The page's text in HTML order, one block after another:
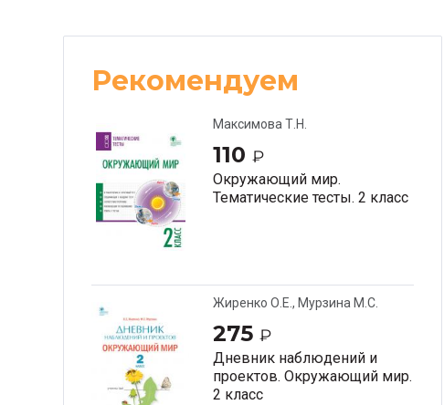
Рекомендуем
Максимова Т.Н.
110 ₽
Окружающий мир.
Тематические тесты. 2 класс
Жиренко О.Е., Мурзина М.С.
275 ₽
Дневник наблюдений и
проектов. Окружающий мир.
2 класс